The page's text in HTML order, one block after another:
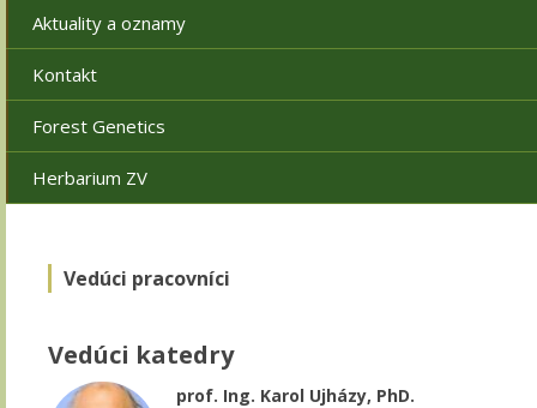
Aktuality a oznamy
Kontakt
Forest Genetics
Herbarium ZV
Vedúci pracovníci
Vedúci katedry
prof. Ing. Karol Ujházy, PhD.